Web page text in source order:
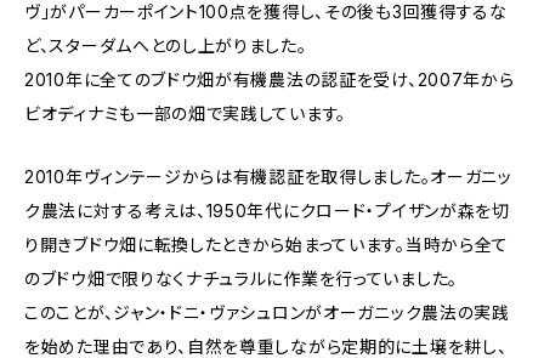
ヴ」がパーカーポイント100点を獲得し、その後も3回獲得するな
ど、スターダムへとのし上がりました。
2010年に全てのブドウ畑が有機農法の認証を受け、2007年から
ビオディナミも一部の畑で実践しています。
2010年ヴィンテージからは有機認証を取得しました。オーガニッ
ク農法に対する考えは、1950年代にクロード・プイザンが森を切
り開きブドウ畑に転換したときから始まっています。当時から全て
のブドウ畑で限りなくナチュラルに作業を行っていました。
このことが、ジャン・ドニ・ヴァシュロンがオーガニック農法の実践
を始めた理由であり、自然を尊重しながら定期的に土壌を耕し、